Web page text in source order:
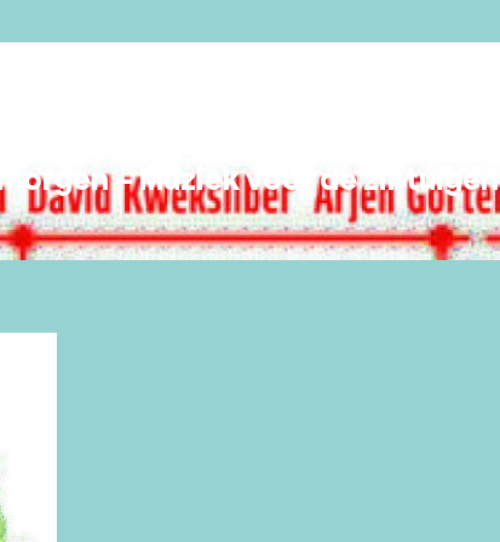
– Muziek voor de zintuigen